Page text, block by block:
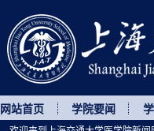
网站首页 学院要闻